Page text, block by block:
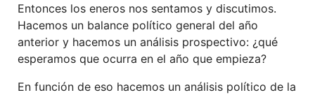
Entonces los eneros nos sentamos y discutimos.
Hacemos un balance político general del año
anterior y hacemos un análisis prospectivo: ¿qué
esperamos que ocurra en el año que empieza?
En función de eso hacemos un análisis político de la